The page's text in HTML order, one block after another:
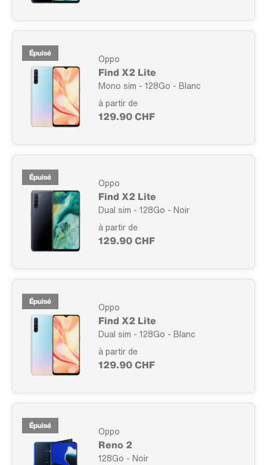
Épuisé Oppo
Find X2 Lite
Mono sim - 128Go - Blanc
à partir de
129.90 CHF
Épuisé Oppo
Find X2 Lite
Dual sim - 128Go - Noir
à partir de
129.90 CHF
Épuisé Oppo
Find X2 Lite
Dual sim - 128Go - Blanc
à partir de
129.90 CHF
Épuisé Oppo
Reno 2
128Go - Noir